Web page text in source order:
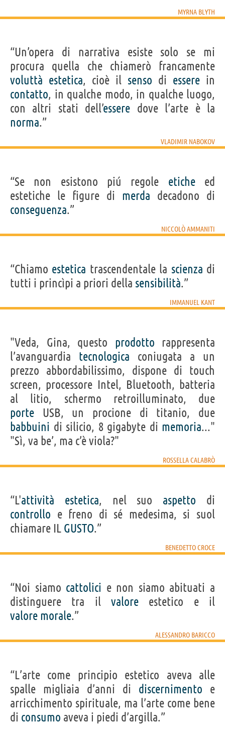
MYRNA BLYTH
“Un’opera di narrativa esiste solo se mi
procura quella che chiamerò francamente
voluttà estetica, cioè il senso di essere in
contatto, in qualche modo, in qualche luogo,
con altri stati dell’essere dove l’arte è la
norma.”
VLADIMIR NABOKOV
“Se non esistono piú regole eticheed
estetiche le figure di merda decadono di
conseguenza.”
NICCOLÒ AMMANITI
“Chiamo estetica trascendentale la scienza di
tutti i princìpi a priori della sensibilità.”
IMMANUEL KANT
"Veda, Gina, questo prodotto rappresenta
l’avanguardia tecnologica coniugata a un
prezzo abbordabilissimo, dispone di touch
screen, processore Intel, Bluetooth, batteria
al litio, schermo retroilluminato, due
porte USB, un procione di titanio, due
babbuini di silicio, 8 gigabyte di memoria..."
"Sì, va be’, ma c’è viola?"
ROSSELLA CALABRÒ
“L'attività estetica, nel suo aspetto di
controllo e freno di sé medesima, si suol
chiamare IL GUSTO.”
BENEDETTO CROCE
“Noi siamo cattolici e non siamo abituati a
distinguere tra il valore estetico e il
valore morale.”
ALESSANDRO BARICCO
“L’arte come principio estetico aveva alle
spalle migliaia d’anni di discernimento e
arricchimento spirituale, ma l’arte come bene
di consumo aveva i piedi d’argilla.”